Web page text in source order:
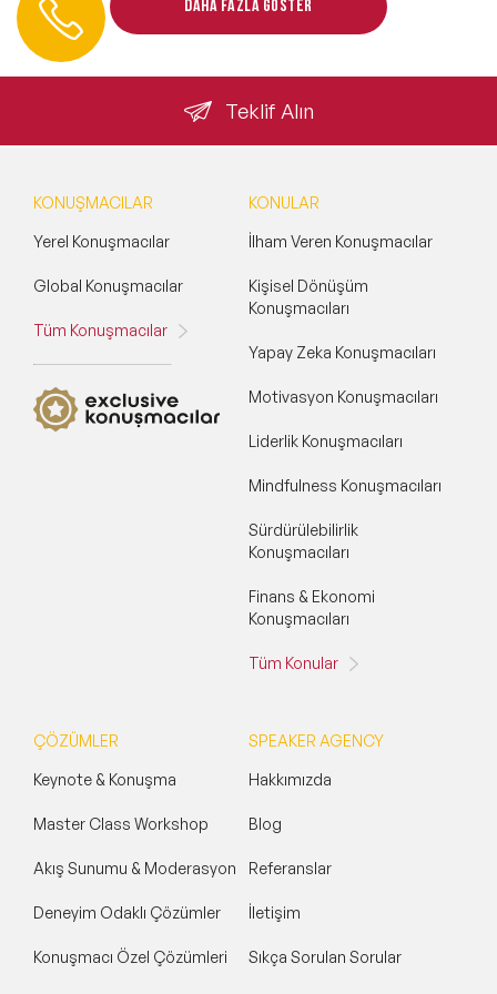
Tüm Konular
🔥 Global Konuşmacılar
🔥 Motivasyon Konuşmacıları
🔥 Liderlik Konuşmacıları
🔥 Ekonomi Konuşmacıları
🔥 Yapay Zeka Konuşmacıları
Daha fazla göster
Teklif Alın
0 212 401 35 45
info@speakeragency.com.tr
KONUŞMACILAR
Yerel Konuşmacılar
Global Konuşmacılar
Tüm Konuşmacılar
KONULAR
İlham Veren Konuşmacılar
Kişisel Dönüşüm
Konuşmacıları
Yapay Zeka Konuşmacıları
Motivasyon Konuşmacıları
Liderlik Konuşmacıları
Mindfulness Konuşmacıları
Sürdürülebilirlik
Konuşmacıları
Finans & Ekonomi
Konuşmacıları
Tüm Konular
ÇÖZÜMLER
Keynote & Konuşma
Master Class Workshop
Akış Sunumu & Moderasyon
Deneyim Odaklı Çözümler
Konuşmacı Özel Çözümleri
SPEAKER AGENCY
Hakkımızda
Blog
Referanslar
İletişim
Sıkça Sorulan Sorular
Filtrele